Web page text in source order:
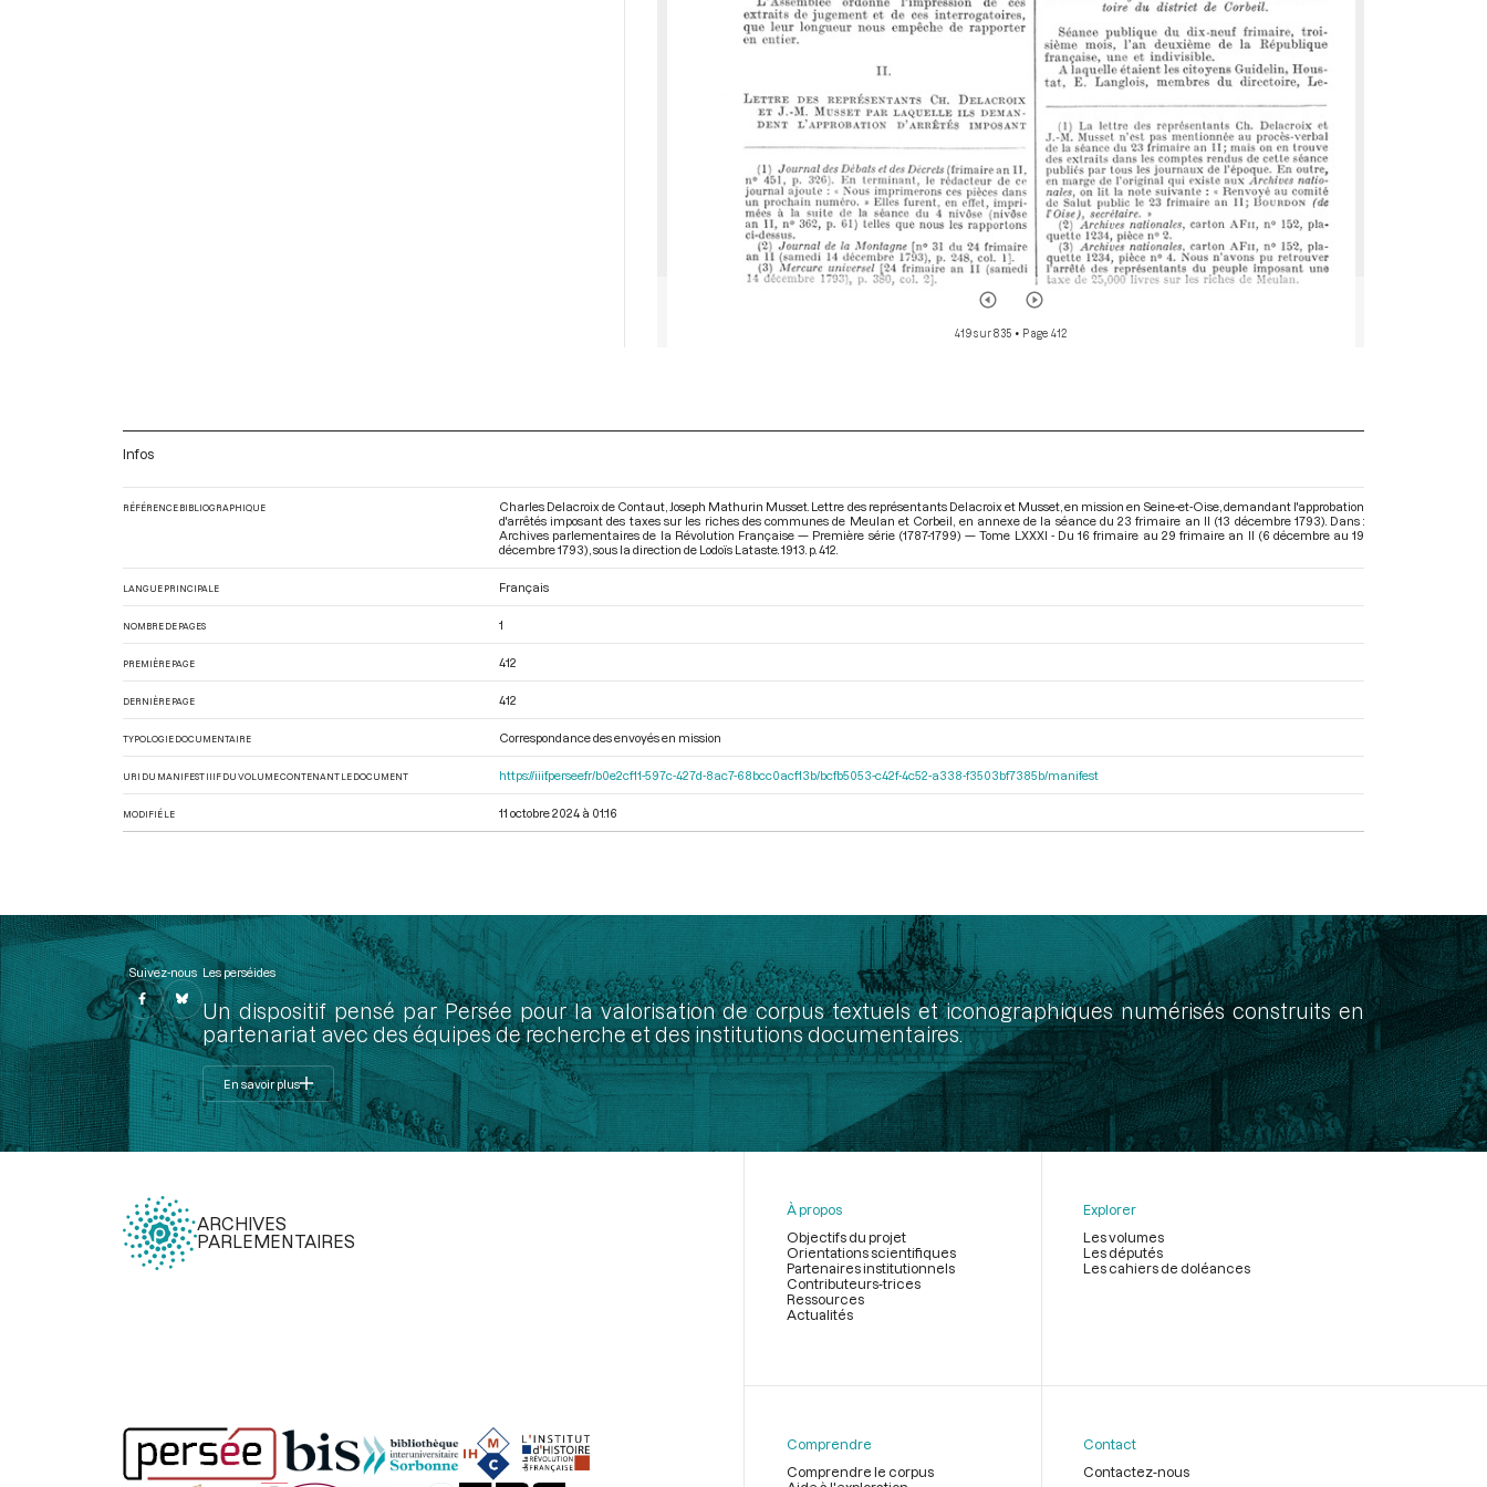
419 sur 835 • Page 412
Infos
RÉFÉRENCE BIBLIOGRAPHIQUE
Charles Delacroix de Contaut, Joseph Mathurin Musset. Lettre des représentants Delacroix et Musset, en mission en Seine-et-Oise, demandant l'approbation
d'arrêtés imposant des taxes sur les riches des communes de Meulan et Corbeil, en annexe de la séance du 23 frimaire an II (13 décembre 1793). Dans :
Archives parlementaires de la Révolution Française — Première série (1787-1799) — Tome LXXXI - Du 16 frimaire au 29 frimaire an II (6 décembre au 19
décembre 1793) , sous la direction de Lodoïs Lataste. 1913. p. 412.
LANGUE PRINCIPALE Français
NOMBRE DE PAGES 1
PREMIÈRE PAGE 412
DERNIÈRE PAGE 412
TYPOLOGIE DOCUMENTAIRE Correspondance des envoyés en mission
URI DU MANIFEST IIIF DU VOLUME CONTENANT LE DOCUMENT https://iiif.persee.fr/b0e2cf11-597c-427d-8ac7-68bcc0acf13b/bcfb5053-c42f-4c52-a338-f3503bf7385b/manifest
MODIFIÉ LE 11 octobre 2024 à 01:16
Suivez-nous Les perséides
Un dispositif pensé par Persée pour la valorisation de corpus textuels et iconographiques numérisés construits en
partenariat avec des équipes de recherche et des institutions documentaires.
En savoir plus
ARCHIVES
PARLEMENTAIRES
page
À propos
Objectifs du projet
Orientations scientifiques
Partenaires institutionnels
Contributeurs-trices
Ressources
Actualités
Explorer
Les volumes
Les députés
Les cahiers de doléances
Comprendre
Comprendre le corpus
Contact
Contactez-nous